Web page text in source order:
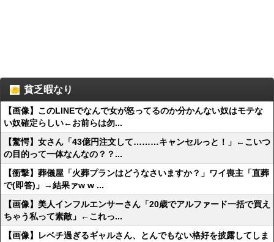
貧乏暇なり
【画像】このLINEでなんで女が怒ってるのか分かんない奴はモテな
い奴確定らしい←お前らは勿...
【驚愕】女さん「43億円注文して………キャンセルっと！」←こいつ
の目的って一体なんなの？？...
【衝撃】葬儀屋「火葬プランはどうなさいますか？」ワイ喪主「直葬
で(即答)」→結果ァw w ...
【画像】美人インフルエンサーさん「20歳でアルファード一括で買え
ちゃう私って素敵」←これっ...
【画像】レベチ過ぎるギャルさん、とんでもない格好を披露してしま